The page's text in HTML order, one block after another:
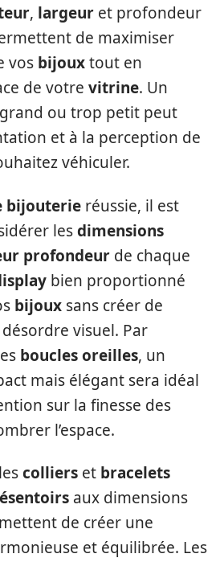
, largeur et profondeur
de maximiser
vos bijouxtout en
de votre vitrine. Un
ou trop petit peut
et à la perception de
véhiculer.
bijouterie réussie, il est
lesdimensions
profondeur de chaque
bien proportionné
bijoux sans créer de
visuel. Par
boucles oreilles, un
mais élégant sera idéal
sur la finesse des
l’espace.
colliers et bracelets
aux dimensions
de créer une
et équilibrée. Les